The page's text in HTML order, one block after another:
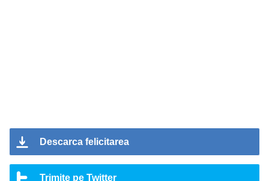
Descarca felicitarea
Trimite pe Twitter